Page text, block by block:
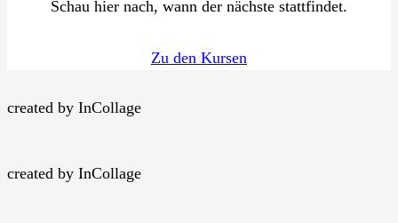
Schau hier nach, wann der nächste stattfindet.
Zu den Kursen
created by InCollage
created by InCollage